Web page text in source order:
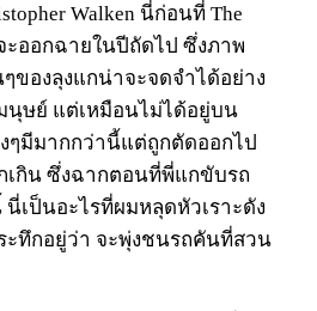
Walken นี่ก่อนที่ The
จะออกฉายในปีถัดไป ซึ่งภาพ
ของลุงแกน่าจะจดจำได้อย่าง
นุษย์ แต่เหมือนไม่ได้อยู่บน
ๆมีมากกว่านี้แต่ถูกตัดออกไป
เกิน ซึ่งฉากตอนที่พี่แกขับรถ
เป็นอะไรที่ผมหลุดหัวเราะดัง
ะทึกอยู่ว่า จะพุ่งชนรถคันที่สวน